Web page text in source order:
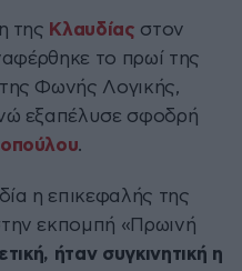
της Κλαυδίας στον
το πρωί της
Φωνής Λογικής,
εξαπέλυσε σφοδρή
.
η επικεφαλής της
εκπομπή «Πρωινή
ήταν συγκινητική η